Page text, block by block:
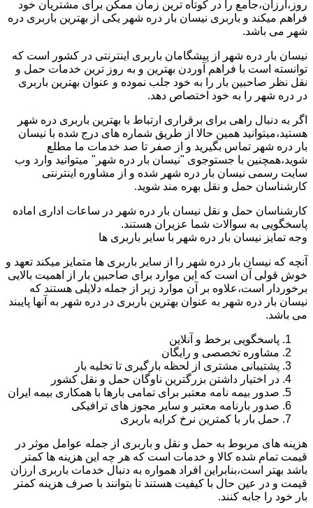
روز،ارزان،جامع را در کوتاه ترین زمان ممکن برای مشتریان خود
فراهم میکند و باربری نیسان بار دره شهر یکی از بهترین باربری دره
شهر می باشد.
نیسان بار دره شهر از پیشگامان باربری اینترنتی در کشور است که
توانسته است با فراهم آوردن بهترین و به روز ترین خدمات حمل و
نقل نظر صاحبین بار را به خود جلب نموده و عنوان بهترین باربری
در دره شهر را به خود اختصاص دهد.
اگر به دنبال راهی برای برقراری ارتباط با بهترین باربری دره شهر
هستید،میتوانید همین حالا از طریق شماره های درج شده با نیسان
بار دره شهر تماس بگیرید و از صفر تا صد خدمات ما مطلع
شوید،همچنین با جستوجوی "نیسان بار دره شهر" میتوانید وارد وب
سایت رسمی نیسان بار دره شهر شده و از مشاوره اینترنتی
کارشناسان حمل و نقل بهره مند شوید.
کارشناسان حمل و نقل نیسان بار دره شهر در ساعات اداری اماده
پاسخگویی به سوالات شما عزیران هستند.
وجه تمایز نیسان بار دره شهر با سایر باربری ها
آنچه که نیسان بار دره شهر را از سایر باربری ها متمایز میکند تعهد و
خوش قولی آن است که این موارد برای صاحبین بار از اهمیت بالایی
برخوردار است،علاوه بر آن موارد زیر از جمله دلایلی هستند که
نیسان بار دره شهر به عنوان بهترین باربری در دره شهر به آنها پایبند
می باشد.
پاسخگویی برخط و آنلاین
مشاوره تخصصی و رایگان
پشتیبانی مشتری از لحظه بارگیری تا تخلیه بار
در اختیار داشتن بزرگترین ناوگان حمل و نقل کشور
صدور بیمه نامه معتبر برای تمامی بارها با همکاری بیمه ایران
صدور بارنامه معتبر و سایر مجوز های ترافیکی
حمل بار با کمترین نرخ کرایه باربری
هزینه های مربوط به حمل و نقل و باربری از جمله عوامل موثر در
قیمت تمام شده کالا و خدمات است که هر چه این هزینه ها کمتر
باشد بهتر است،بنابراین افراد همواره به دنبال خدمات باربری ارزان
قیمت و در عین حال با کیفیت هستند تا بتوانند با صرف هزینه کمتر
بار خود را جابه کنند.